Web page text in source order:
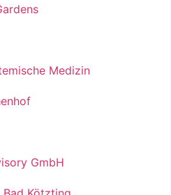
Medizin
GmbH